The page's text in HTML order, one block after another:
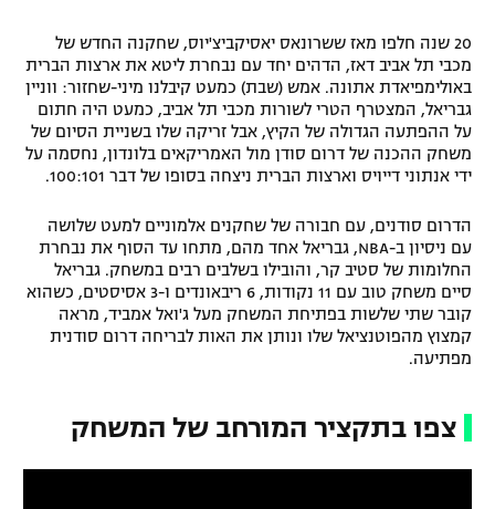
תקנון עבור פעילות אלקטרה
תקנון עבור פעילות ספורט 1 – "מרלן"
גיימינג E-Sports
תנאי שימוש
מדיניות פרטיות
תקנון פעילות ספורט 1
רשיון להקרנה פומבית לבית עסק
לוח דרושים – ג'ובנט
פוטבול אמריקאי NFL
בייסבול MLB
ספורט אתגרי ואקסטרים
גיימינג E-Sports
20 שנה חלפו מאז ששרונאס יאסיקביצ'יוס, שחקנה החדש של
מכבי תל אביב דאז, הדהים יחד עם נבחרת ליטא את ארצות הברית
באולימפיאדת אתונה. אמש (שבת) כמעט קיבלנו מיני-שחזור: ווניין
גבריאל, המצטרף הטרי לשורות מכבי תל אביב, כמעט היה חתום
על ההפתעה הגדולה של הקיץ, אבל זריקה שלו בשניית הסיום של
משחק ההכנה של דרום סודן מול האמריקאים בלונדון, נחסמה על
ידי אנתוני דייויס וארצות הברית ניצחה בסופו של דבר 100:101.
הדרום סודנים, עם חבורה של שחקנים אלמוניים למעט שלושה
עם ניסיון ב-NBA, גבריאל אחד מהם, מתחו עד הסוף את נבחרת
החלומות של סטיב קר, והובילו בשלבים רבים במשחק. גבריאל
סיים משחק טוב עם 11 נקודות, 6 ריבאונדים ו-3 אסיסטים, כשהוא
קובר שתי שלשות בפתיחת המשחק מעל ג'ואל אמביד, מראה
קמצוץ מהפוטנציאל שלו ונותן את האות לבריחה דרום סודנית
מפתיעה.
צפו בתקציר המורחב של המשחק